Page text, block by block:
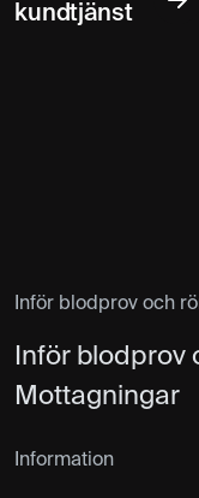
kundtjänst
Inför blodprov och
Inför blodprov
Mottagningar
Information